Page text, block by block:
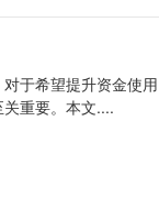
于希望提升资金使用
重要。本文....